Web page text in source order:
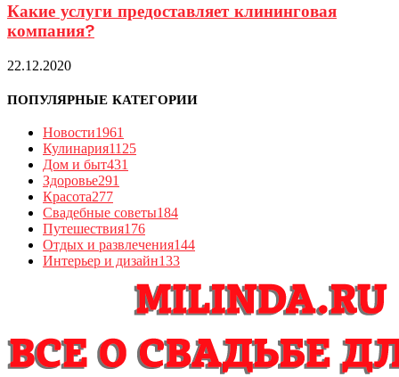
Какие услуги предоставляет клининговая
компания?
22.12.2020
ПОПУЛЯРНЫЕ КАТЕГОРИИ
Новости1961
Кулинария1125
Дом и быт431
Здоровье291
Красота277
Свадебные советы184
Путешествия176
Отдых и развлечения144
Интерьер и дизайн133